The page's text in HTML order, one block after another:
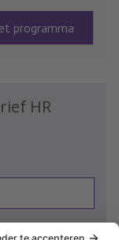
programma
HR